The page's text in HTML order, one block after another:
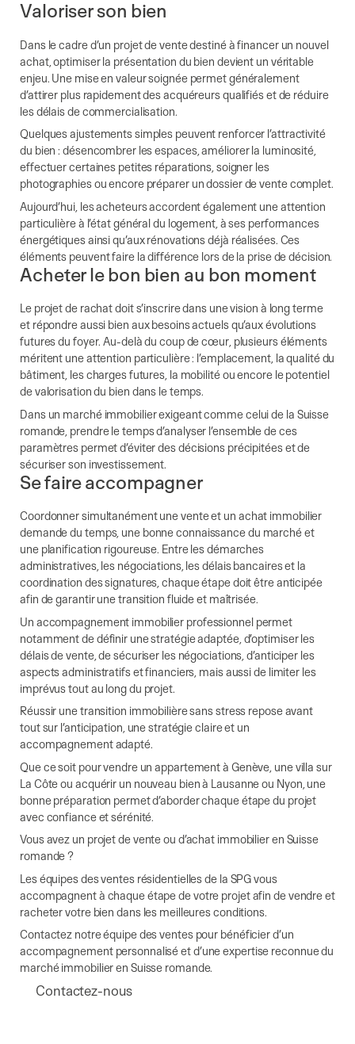
Valoriser son bien
Dans le cadre d’un projet de vente destiné à financer un nouvel
achat, optimiser la présentation du bien devient un véritable
enjeu. Une mise en valeur soignée permet généralement
d’attirer plus rapidement des acquéreurs qualifiés et de réduire
les délais de commercialisation.
Quelques ajustements simples peuvent renforcer l’attractivité
du bien : désencombrer les espaces, améliorer la luminosité,
effectuer certaines petites réparations, soigner les
photographies ou encore préparer un dossier de vente complet.
Aujourd’hui, les acheteurs accordent également une attention
particulière à l’état général du logement, à ses performances
énergétiques ainsi qu’aux rénovations déjà réalisées. Ces
éléments peuvent faire la différence lors de la prise de décision.
Acheter le bon bien au bon moment
Le projet de rachat doit s’inscrire dans une vision à long terme
et répondre aussi bien aux besoins actuels qu’aux évolutions
futures du foyer. Au-delà du coup de cœur, plusieurs éléments
méritent une attention particulière : l’emplacement, la qualité du
bâtiment, les charges futures, la mobilité ou encore le potentiel
de valorisation du bien dans le temps.
Dans un marché immobilier exigeant comme celui de la Suisse
romande, prendre le temps d’analyser l’ensemble de ces
paramètres permet d’éviter des décisions précipitées et de
sécuriser son investissement.
Se faire accompagner
Coordonner simultanément une vente et un achat immobilier
demande du temps, une bonne connaissance du marché et
une planification rigoureuse. Entre les démarches
administratives, les négociations, les délais bancaires et la
coordination des signatures, chaque étape doit être anticipée
afin de garantir une transition fluide et maîtrisée.
Un accompagnement immobilier professionnel permet
notamment de définir une stratégie adaptée, d’optimiser les
délais de vente, de sécuriser les négociations, d’anticiper les
aspects administratifs et financiers, mais aussi de limiter les
imprévus tout au long du projet.
Réussir une transition immobilière sans stress repose avant
tout sur l’anticipation, une stratégie claire et un
accompagnement adapté.
Que ce soit pour vendre un appartement à Genève, une villa sur
La Côte ou acquérir un nouveau bien à Lausanne ou Nyon, une
bonne préparation permet d’aborder chaque étape du projet
avec confiance et sérénité.
Vous avez un projet de vente ou d’achat immobilier en Suisse
romande ?
Les équipes des ventes résidentielles de la SPG vous
accompagnent à chaque étape de votre projet afin de vendre et
racheter votre bien dans les meilleures conditions.
Contactez notre équipe des ventes pour bénéficier d’un
accompagnement personnalisé et d’une expertise reconnue du
marché immobilier en Suisse romande.
Contactez-nous